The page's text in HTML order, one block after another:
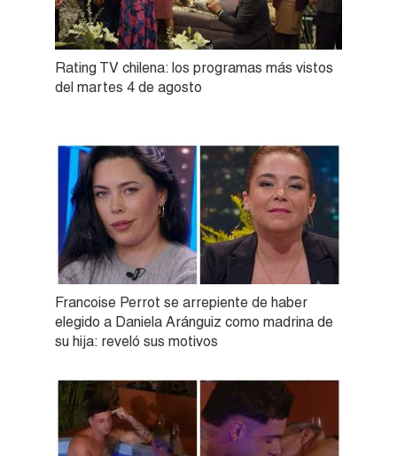
Rating TV chilena: los programas más vistos
del martes 4 de agosto
Francoise Perrot se arrepiente de haber
elegido a Daniela Aránguiz como madrina de
su hija: reveló sus motivos